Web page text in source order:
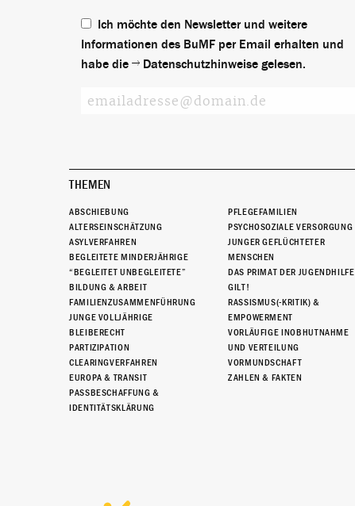
Ich möchte den Newsletter und weitere
Informationen des BuMF per Email erhalten und
habe die
Datenschutzhinweise gelesen.
THEMEN
ABSCHIEBUNG
ALTERSEINSCHÄTZUNG
ASYLVERFAHREN
BEGLEITETE MINDERJÄHRIGE
“BEGLEITET UNBEGLEITETE”
BILDUNG & ARBEIT
FAMILIENZUSAMMENFÜHRUNG
JUNGE VOLLJÄHRIGE
BLEIBERECHT
PARTIZIPATION
CLEARINGVERFAHREN
EUROPA & TRANSIT
PASSBESCHAFFUNG &
IDENTITÄTSKLÄRUNG
PFLEGEFAMILIEN
PSYCHOSOZIALE VERSORGUNG
JUNGER GEFLÜCHTETER
MENSCHEN
DAS PRIMAT DER JUGENDHILFE
GILT!
RASSISMUS(-KRITIK) &
EMPOWERMENT
VORLÄUFIGE INOBHUTNAHME
UND VERTEILUNG
VORMUNDSCHAFT
ZAHLEN & FAKTEN